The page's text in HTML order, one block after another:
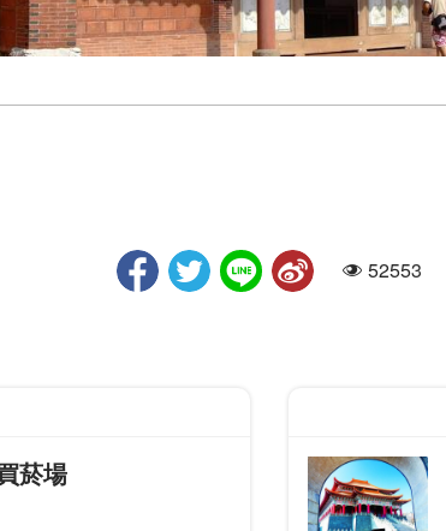
人氣52553
菸場